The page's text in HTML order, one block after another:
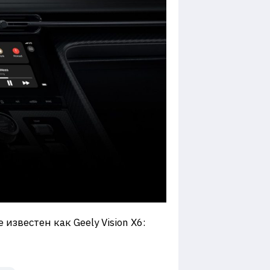
как Geely Vision X6: